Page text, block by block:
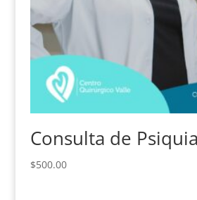
Consulta de
$500.00